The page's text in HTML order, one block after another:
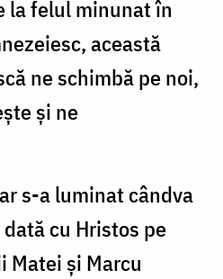
la felul minunat în
această
ne schimbă pe noi,
şi ne
s-a luminat cândva
cu Hristos pe
Matei şi Marcu